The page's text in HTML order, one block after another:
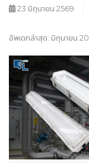
23 มิถุนายน 2569
อัพเดทล่าสุด: มิถุนายน